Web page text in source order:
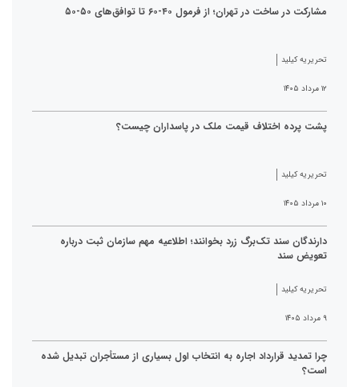
مشارکت در ساخت در تهران؛ از فرمول ۴۰-۶۰ تا توافق‌های ۵۰-۵۰
تحریریه کیلید
۱۲ مرداد ۱۴۰۵
پشت پرده اختلاف قیمت ملک در پاسداران چیست؟
تحریریه کیلید
۱۰ مرداد ۱۴۰۵
دارندگان سند تک‌برگ زرد بخوانند؛ اطلاعیه مهم سازمان ثبت درباره
تعویض سند
تحریریه کیلید
۹ مرداد ۱۴۰۵
چرا تمدید قرارداد اجاره به انتخاب اول بسیاری از مستأجران تبدیل شده
است؟